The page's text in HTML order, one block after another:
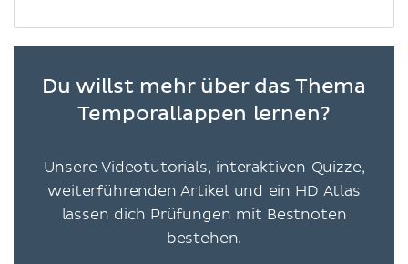
Du willst mehr über das Thema
Temporallappen lernen?
Unsere Videotutorials, interaktiven Quizze,
weiterführenden Artikel und ein HD Atlas
lassen dich Prüfungen mit Bestnoten
bestehen.